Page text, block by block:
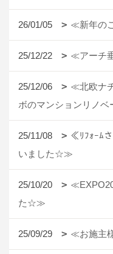
26/01/05 ≪新年の
25/12/22 ≪アーチ
25/12/06
≪北欧ナ
ボのマンションリノ
25/11/08
≪ﾘﾌｫｰﾑ
いました☆≫
25/10/20
た☆≫
25/09/29 ≪お施主